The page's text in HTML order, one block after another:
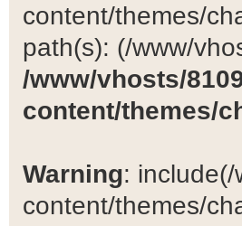
content/themes/
path(s): (/www/
/www/vhosts/
content/themes/
Warning:
content/themes/